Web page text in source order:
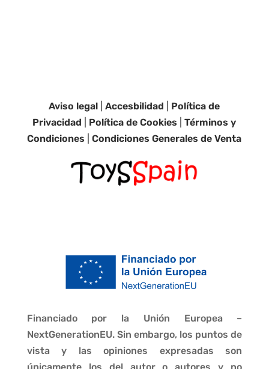
Aviso legal |Accesbilidad
Política de
Privacidad
Política de Cookies |Términos y
Condiciones |Condiciones Generales de Venta
Financiado por la Unión Europea –
NextGenerationEU. Sin embargo, los puntos de
vista y las opiniones expresadas son